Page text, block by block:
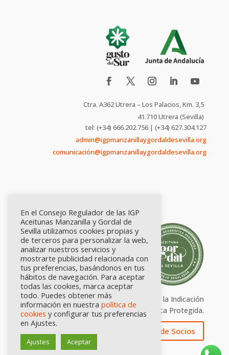
Ctra. A362 Utrera – Los Palacios, Km. 3,5
41.710 Utrera (Sevilla)
tel: (+34) 666.202.756 | (+34) 627.304.127
admin@igpmanzanillaygordaldesevilla.org
comunicación@igpmanzanillaygordaldesevilla.org
Calidad certificada por Origen. Sellos de la Indicación
Geográfica Protegida.
Zona de Socios
En el Consejo Regulador de las IGP
Aceitunas Manzanilla y Gordal de
Sevilla utilizamos cookies propias y
de terceros para personalizar la web,
analizar nuestros servicios y
mostrarte publicidad relacionada con
tus preferencias, basándonos en tus
hábitos de navegación. Para aceptar
todas las cookies, marca aceptar
todo. Puedes obtener más
información en nuestra política de
cookies y configurar tus preferencias
en Ajustes.
Ajustes Aceptar